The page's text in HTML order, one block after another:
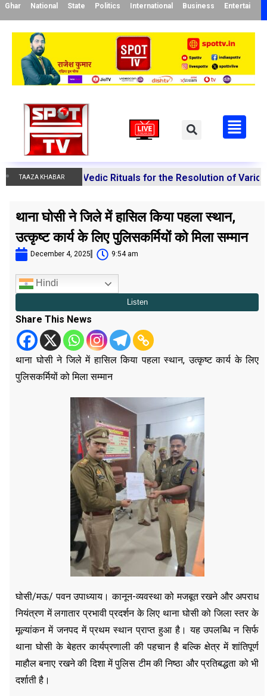
Ghar National State Politics International Business
TAAZA KHABAR
Vedic Rituals for the Resolution of Various Doshas
थाना घोसी ने जिले में हासिल किया पहला स्थान,
उत्कृष्ट कार्य के लिए पुलिसकर्मियों को मिला सम्मान
December 4, 2025 9:54 am
Hindi
Share This News
थाना घोसी ने जिले में हासिल किया पहला स्थान, उत्कृष्ट कार्य के लिए
पुलिसकर्मियों को मिला सम्मान
घोसी/मऊ/ पवन उपाध्याय। कानून-व्यवस्था को मजबूत रखने और अपराध
नियंत्रण में लगातार प्रभावी प्रदर्शन के लिए थाना घोसी को जिला स्तर के
मूल्यांकन में जनपद में प्रथम स्थान प्राप्त हुआ है। यह उपलब्धि न सिर्फ
थाना घोसी के बेहतर कार्यप्रणाली की पहचान है बल्कि क्षेत्र में शांतिपूर्ण
माहौल बनाए रखने की दिशा में पुलिस टीम की निष्ठा और प्रतिबद्धता को भी
दर्शाती है।